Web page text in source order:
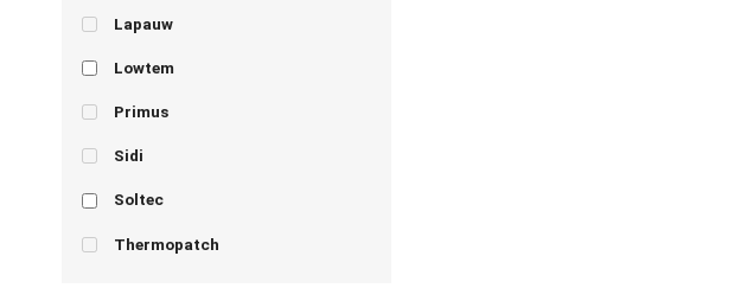
Lapauw
Lowtem
Primus
Sidi
Soltec
Thermopatch